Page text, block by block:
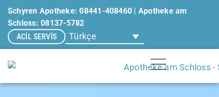
Schyren Apotheke: 08441-408460 | Apotheke am
Schloss: 08137-5782
ACIL SERVIS
Türkçe